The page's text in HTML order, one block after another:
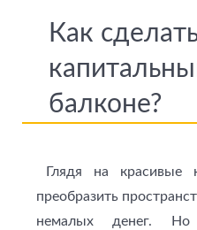
Как
балконе?
Глядя на красивые
преобразить
немалых денег.